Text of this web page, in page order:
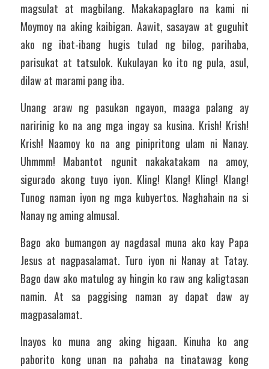
magsulat at magbilang. Makakapaglaro na kami ni
Moymoy na aking kaibigan. Aawit, sasayaw at guguhit
ako ng ibat-ibang hugis tulad ng bilog, parihaba,
parisukat at tatsulok. Kukulayan ko ito ng pula, asul,
dilaw at marami pang iba.
Unang araw ng pasukan ngayon, maaga palang ay
naririnig ko na ang mga ingay sa kusina. Krish! Krish!
Krish! Naamoy ko na ang pinipritong ulam ni Nanay.
Uhmmm! Mabantot ngunit nakakatakam na amoy,
sigurado akong tuyo iyon. Kling! Klang! Kling! Klang!
Tunog naman iyon ng mga kubyertos. Naghahain na si
Nanay ng aming almusal.
Bago ako bumangon ay nagdasal muna ako kay Papa
Jesus at nagpasalamat. Turo iyon ni Nanay at Tatay.
Bago daw ako matulog ay hingin ko raw ang kaligtasan
namin. At sa paggising naman ay dapat daw ay
magpasalamat.
Inayos ko muna ang aking higaan. Kinuha ko ang
paborito kong unan na pahaba na tinatawag kong